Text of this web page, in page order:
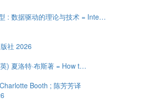
: 数据驱动的理论与技术 = Inte…
社 2026
) 夏洛特·布斯著 = How t…
Booth ; 陈芳芳译